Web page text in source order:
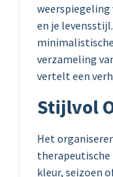
weerspiegeling
en je
verzameling
vertelt een
Stijlvol
Het
therapeutische
kleur, seizoen